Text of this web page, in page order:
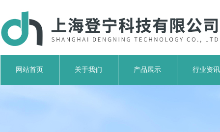
网站首页 关于我们 产品展示 行业资讯